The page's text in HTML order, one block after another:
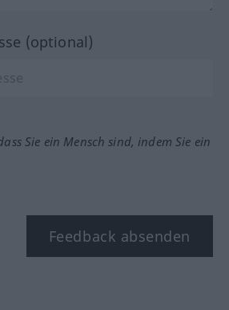
(optional)
Sie ein Mensch sind, indem Sie ein
Feedback absenden